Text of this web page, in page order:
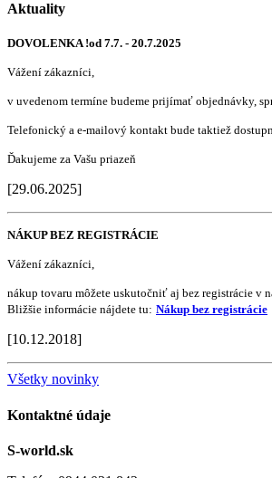
Aktuality
DOVOLENKA !od 7.7. - 20.7.2025
Vážení zákazníci,
v uvedenom termíne budeme prijímať objednávky,
Telefonický a e-mailový kontakt bude taktiež
Ďakujeme za Vašu priazeň
[29.06.2025]
NÁKUP BEZ REGISTRÁCIE
Vážení zákazníci,
nákup tovaru môžete uskutočniť aj bez registrácie v
Bližšie informácie nájdete tu: Nákup bez registrácie
[10.12.2018]
Všetky novinky
Kontaktné údaje
S-world.sk